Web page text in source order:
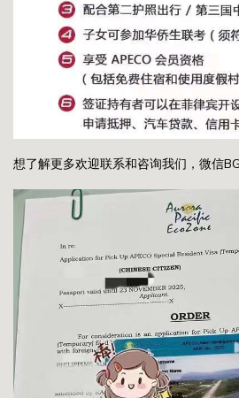
想了解更多欢迎联系和咨询我们，微信